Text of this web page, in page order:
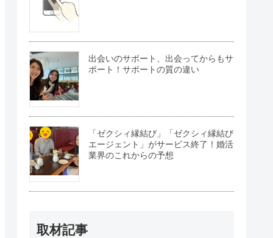
出会いのサポート、出会ってからもサ
ポート！サポートの質の違い
「ゼクシィ縁結び」「ゼクシィ縁結び
エージェント」がサービス終了！婚活
業界のこれからの予想
取材記事